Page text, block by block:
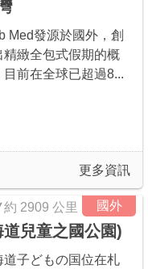
Med發源於國外，創
精緻全包式假期的概
目前在全球已超過8...
更多資訊
國外
約 2909 公里
兒童之國公園)
道子どもの国位在札